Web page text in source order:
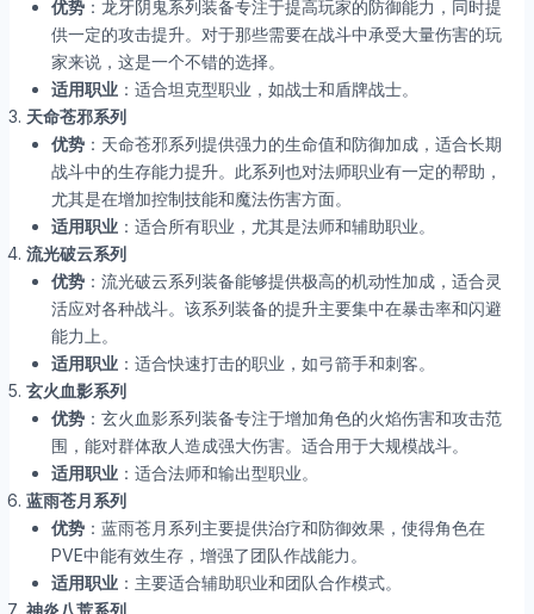
优势：龙牙阴鬼系列装备专注于提高玩家的防御能力，同时提
供一定的攻击提升。对于那些需要在战斗中承受大量伤害的玩
家来说，这是一个不错的选择。
适用职业：适合坦克型职业，如战士和盾牌战士。
天命苍邪系列
优势：天命苍邪系列提供强力的生命值和防御加成，适合长期
战斗中的生存能力提升。此系列也对法师职业有一定的帮助，
尤其是在增加控制技能和魔法伤害方面。
适用职业：适合所有职业，尤其是法师和辅助职业。
流光破云系列
优势：流光破云系列装备能够提供极高的机动性加成，适合灵
活应对各种战斗。该系列装备的提升主要集中在暴击率和闪避
能力上。
适用职业：适合快速打击的职业，如弓箭手和刺客。
玄火血影系列
优势：玄火血影系列装备专注于增加角色的火焰伤害和攻击范
围，能对群体敌人造成强大伤害。适合用于大规模战斗。
适用职业：适合法师和输出型职业。
蓝雨苍月系列
优势：蓝雨苍月系列主要提供治疗和防御效果，使得角色在
PVE中能有效生存，增强了团队作战能力。
适用职业：主要适合辅助职业和团队合作模式。
神炎八荒系列